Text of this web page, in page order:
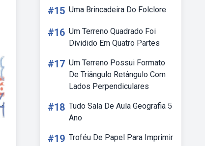
#15 Uma Brincadeira Do Folclore
#16 Um Terreno Quadrado Foi
Dividido Em Quatro Partes
#17 Um Terreno Possui Formato
De Triângulo Retângulo Com
Lados Perpendiculares
#18 Tudo Sala De Aula Geografia 5
Ano
#19 Troféu De Papel Para Imprimir